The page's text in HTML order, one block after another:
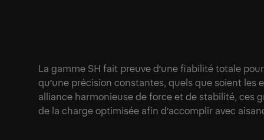
La gamme SH fait preuve d’une fiabilité totale
qu’une précision constantes, quels que soient les
alliance harmonieuse de force et de stabilité, ces
de la charge optimisée afin d’accomplir avec